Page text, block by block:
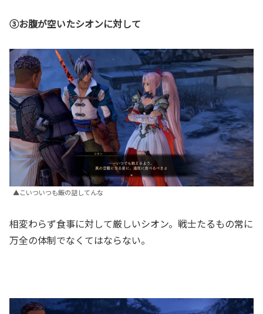
③お腹が空いたシオンに対して
▲こいついつも飯の話してんな
相変わらず食事に対して厳しいシオン。戦士たるもの常に
万全の体制でなくてはならない。